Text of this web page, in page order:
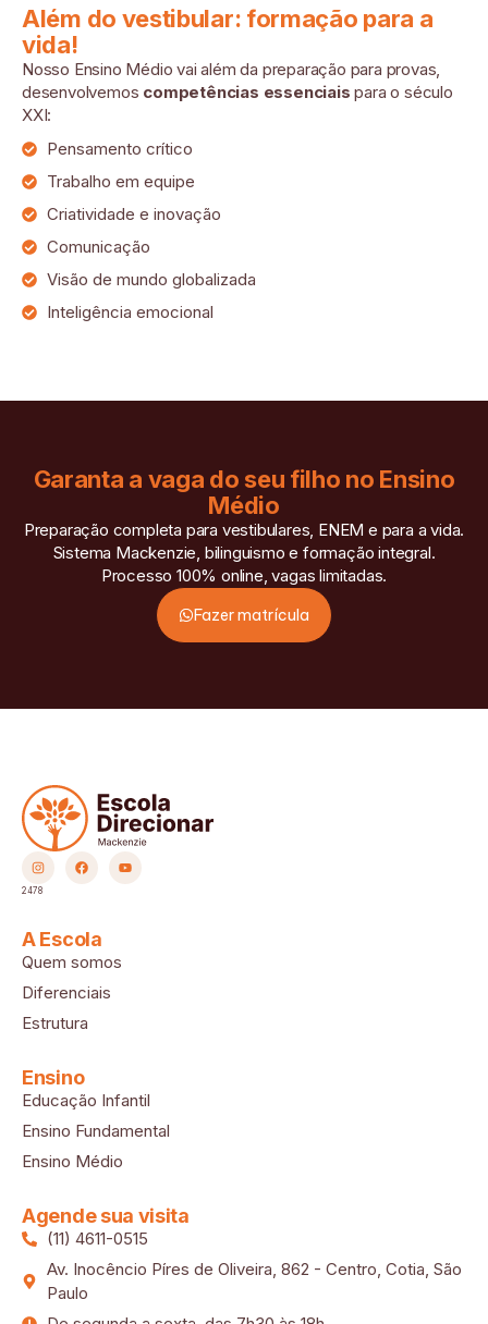
Além do vestibular: formação para a
vida!
Nosso Ensino Médio vai além da preparação para provas,
desenvolvemos competências essenciais para o século
XXI:
Pensamento crítico
Trabalho em equipe
Criatividade e inovação
Comunicação
Visão de mundo globalizada
Inteligência emocional
Garanta a vaga do seu filho no Ensino
Médio
Preparação completa para vestibulares, ENEM e para a vida.
Sistema Mackenzie, bilinguismo e formação integral.
Processo 100% online, vagas limitadas.
Fazer matrícula
2478
A Escola
Quem somos
Diferenciais
Estrutura
Ensino
Educação Infantil
Ensino Fundamental
Ensino Médio
Agende sua visita
(11) 4611-0515
Av. Inocêncio Píres de Oliveira, 862 - Centro, Cotia, São
Paulo